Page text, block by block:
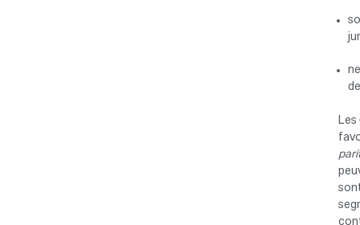
Les